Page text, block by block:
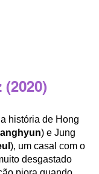
(2020)
história de Hong
) e Jung
), um casal com o
desgastado